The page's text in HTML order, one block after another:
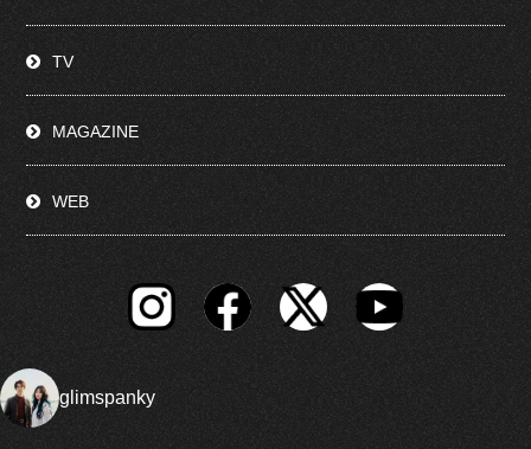
TV
MAGAZINE
WEB
glimspanky